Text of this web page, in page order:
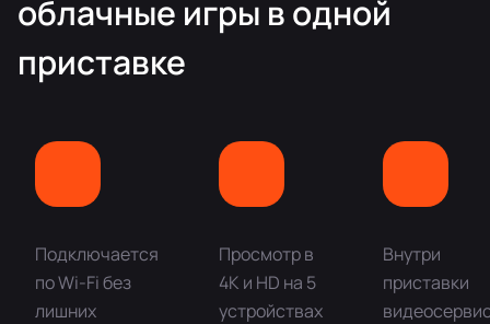
облачные игры в одной
приставке
Подключается
по Wi-Fi без
лишних
Просмотр в
4K и HD на 5
устройствах
Внутри
приставки